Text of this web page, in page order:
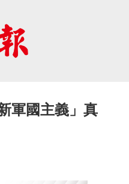
軍國主義」真